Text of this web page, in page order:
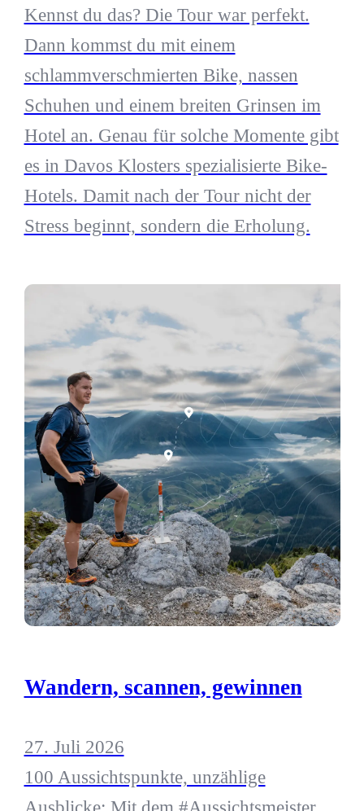
Kennst du das? Die Tour war perfekt.
Dann kommst du mit einem
schlammverschmierten Bike, nassen
Schuhen und einem breiten Grinsen im
Hotel an. Genau für solche Momente gibt
es in Davos Klosters spezialisierte Bike-
Hotels. Damit nach der Tour nicht der
Stress beginnt, sondern die Erholung.
Wandern, scannen, gewinnen
27. Juli 2026
100 Aussichtspunkte, unzählige